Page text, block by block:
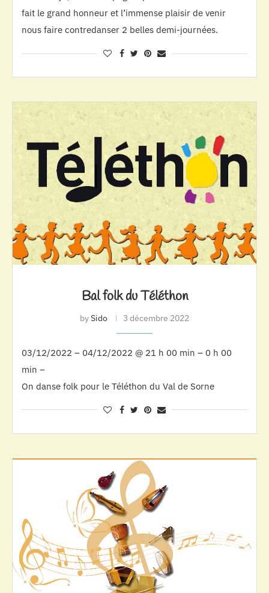
fait le grand honneur et l’immense plaisir de venir
nous faire contredanser 2 belles demi-journées.
Bal folk du Téléthon
bySido 3 décembre 2022
03/12/2022 – 04/12/2022 @ 21 h 00 min – 0 h 00
min –
On danse folk pour le Téléthon du Val de Sorne